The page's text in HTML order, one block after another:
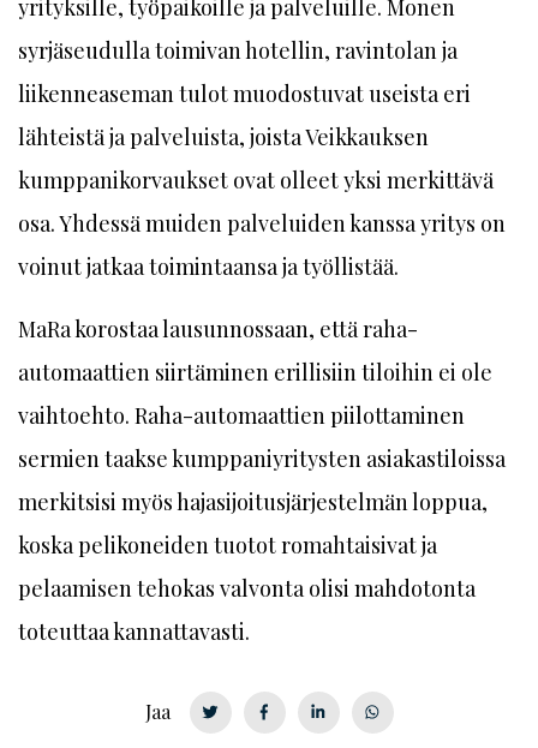
yrityksille, työpaikoille ja palveluille. Monen
syrjäseudulla toimivan hotellin, ravintolan ja
liikenneaseman tulot muodostuvat useista eri
lähteistä ja palveluista, joista Veikkauksen
kumppanikorvaukset ovat olleet yksi merkittävä
osa. Yhdessä muiden palveluiden kanssa yritys on
voinut jatkaa toimintaansa ja työllistää.
MaRa korostaa lausunnossaan, että raha-
automaattien siirtäminen erillisiin tiloihin ei ole
vaihtoehto. Raha-automaattien piilottaminen
sermien taakse kumppaniyritysten asiakastiloissa
merkitsisi myös hajasijoitusjärjestelmän loppua,
koska pelikoneiden tuotot romahtaisivat ja
pelaamisen tehokas valvonta olisi mahdotonta
toteuttaa kannattavasti.
Jaa